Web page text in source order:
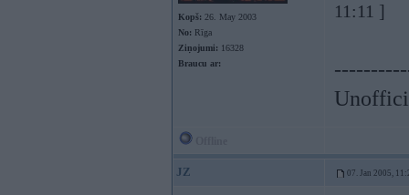
Kopš: 26. May 2003
No: Rīga
Ziņojumi: 16328
Braucu ar:
11:11 ]
JZ 07. Jan 2005,